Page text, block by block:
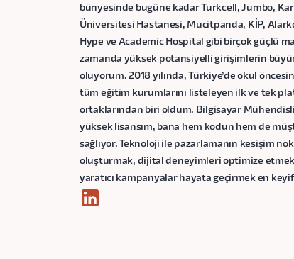
bünyesinde bugüne kadar Turkcell, Jumbo,
Üniversitesi Hastanesi, Mucitpanda, KİP,
Hype ve Academic Hospital gibi birçok güçlü
zamanda yüksek potansiyelli girişimlerin
oluyorum. 2018 yılında, Türkiye’de okul
tüm eğitim kurumlarını listeleyen ilk ve tek
ortaklarından biri oldum. Bilgisayar
yüksek lisansım, bana hem kodun hem de
sağlıyor. Teknoloji ile pazarlamanın kesişim
oluşturmak, dijital deneyimleri optimize
yaratıcı kampanyalar hayata geçirmek en keyif